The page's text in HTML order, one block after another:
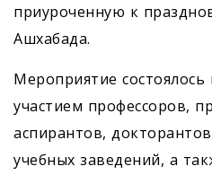
приуроченную к
Ашхабада.
Мероприятие
участием профессоров,
аспирантов,
учебных заведений, а